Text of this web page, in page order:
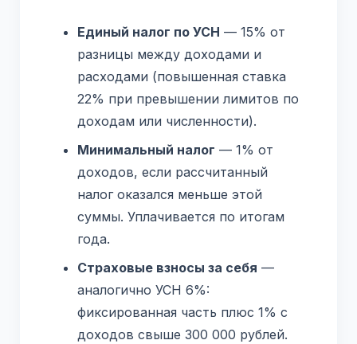
Единый налог по УСН — 15% от
разницы между доходами и
расходами (повышенная ставка
22% при превышении лимитов по
доходам или численности).
Минимальный налог — 1% от
доходов, если рассчитанный
налог оказался меньше этой
суммы. Уплачивается по итогам
года.
Страховые взносы за себя —
аналогично УСН 6%:
фиксированная часть плюс 1% с
доходов свыше 300 000 рублей.